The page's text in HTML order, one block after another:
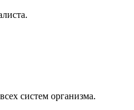
систем организма.